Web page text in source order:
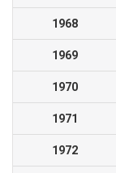
1968
1969
1970
1971
1972